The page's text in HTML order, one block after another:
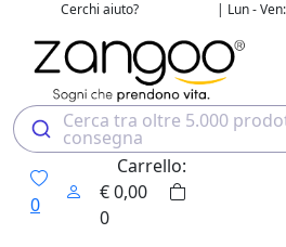
Cerchi aiuto? | Lun -
Cerca tra oltre 5.000
consegna
0
Carrello:
€0,00
0